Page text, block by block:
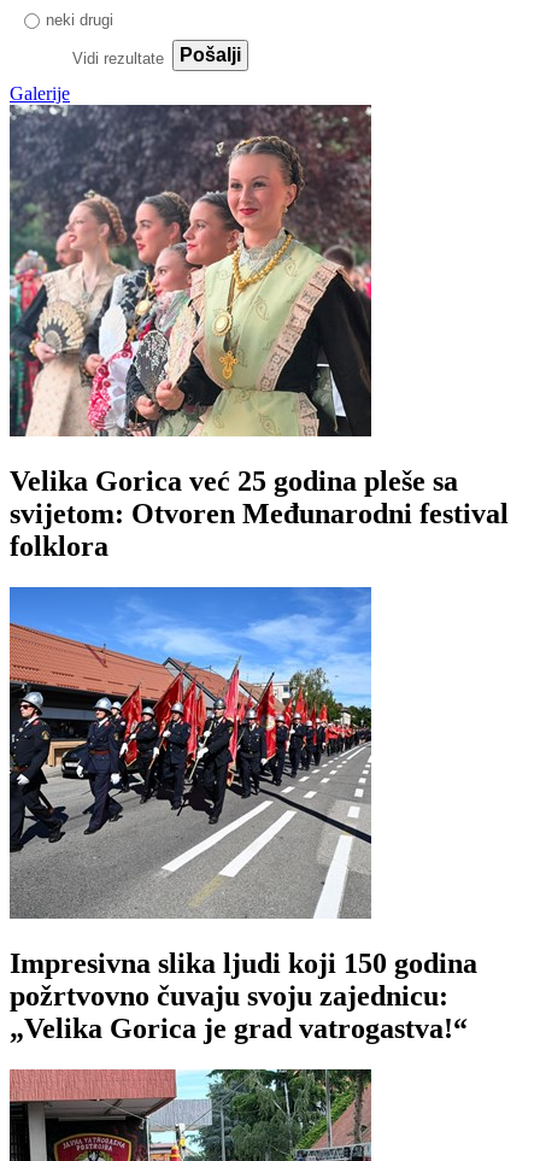
neki drugi
Vidi rezultate
Pošalji
Galerije
Velika Gorica već 25 godina pleše sa
svijetom: Otvoren Međunarodni festival
folklora
Impresivna slika ljudi koji 150 godina
požrtvovno čuvaju svoju zajednicu:
„Velika Gorica je grad vatrogastva!“